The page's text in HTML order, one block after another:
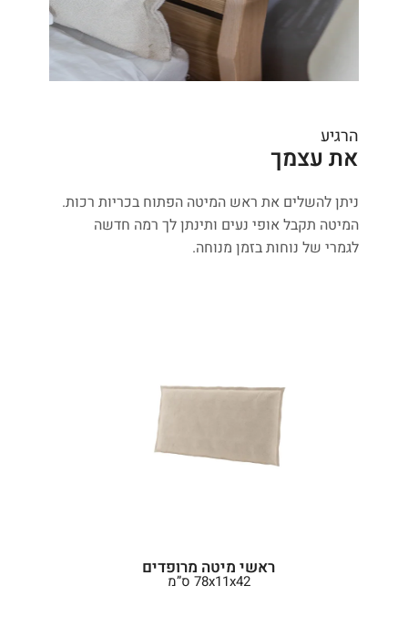
הרגיע
את עצמך
ניתן להשלים את ראש המיטה הפתוח בכריות רכות.
המיטה תקבל אופי נעים ותינתן לך רמה חדשה
לגמרי של נוחות בזמן מנוחה.
ראשי מיטה מרופדים
78x11x42 ס”מ